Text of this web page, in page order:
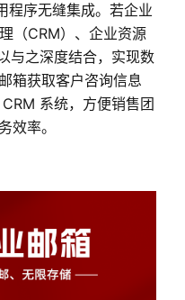
程序无缝集成。若企业
（CRM）、企业资源
与之深度结合，实现数
箱获取客户咨询信息
系统，方便销售团
效率。